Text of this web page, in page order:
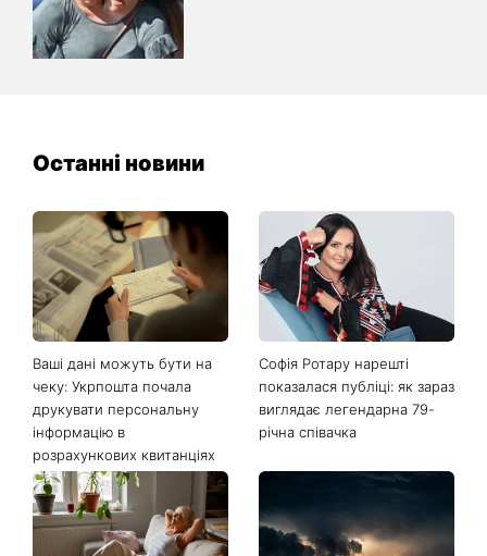
Останні новини
Ваші дані можуть бути на
чеку: Укрпошта почала
друкувати персональну
інформацію в
розрахункових квитанціях
Софія Ротару нарешті
показалася публіці: як зараз
виглядає легендарна 79-
річна співачка